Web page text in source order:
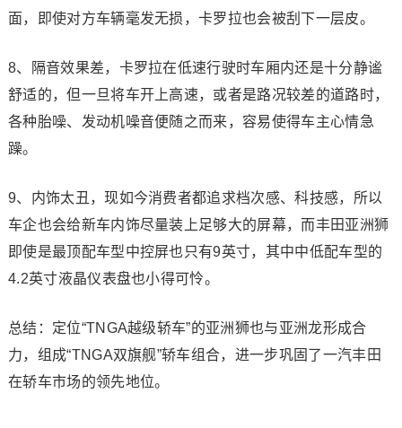
面，即使对方车辆毫发无损，卡罗拉也会被刮下一层皮。
8、隔音效果差，卡罗拉在低速行驶时车厢内还是十分静谧
舒适的，但一旦将车开上高速，或者是路况较差的道路时，
各种胎噪、发动机噪音便随之而来，容易使得车主心情急
躁。
9、内饰太丑，现如今消费者都追求档次感、科技感，所以
车企也会给新车内饰尽量装上足够大的屏幕，而丰田亚洲狮
即使是最顶配车型中控屏也只有9英寸，其中中低配车型的
4.2英寸液晶仪表盘也小得可怜。
总结：定位“TNGA越级轿车”的亚洲狮也与亚洲龙形成合
力，组成“TNGA双旗舰”轿车组合，进一步巩固了一汽丰田
在轿车市场的领先地位。